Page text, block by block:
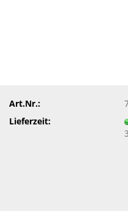
Art.Nr.:
Lieferzeit: